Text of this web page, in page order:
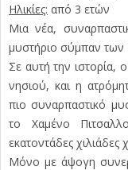
Ηλικίες: από 3 ετών
Μια νέα,
μυστήριο σύμπαν των
Σε αυτή την ιστορία,
νησιού, και η
πιο συναρπαστικό
το Χαμένο
εκατοντάδες χιλιάδες
Μόνο με άψογη